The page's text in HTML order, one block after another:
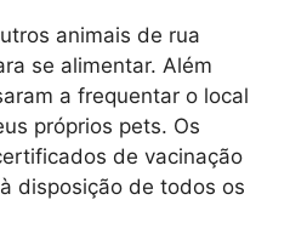
animais de rua
se alimentar. Além
a frequentar o local
próprios pets. Os
de vacinação
disposição de todos os